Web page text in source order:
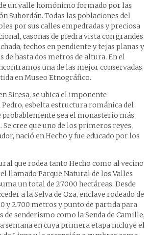
de un valle homónimo formado por las
Subordán. Todas las poblaciones del
por sus calles empedradas y preciosa
casonas de piedra vista con grandes
techos en pendiente y tejas planas y
de hasta dos metros de altura. En el
una de las mejor conservadas,
en Museo Etnográfico.
Siresa, se ubica el imponente
Pedro, esbelta estructura románica del
probablemente sea el monasterio más
cree que uno de los primeros reyes,
nació en Hecho y fue educado por los
que rodea tanto Hecho como al vecino
el llamado Parque Natural de los Valles
un total de 27.000 hectáreas. Desde
a la Selva de Oza, enclave rodeado de
y 2.700 metros y punto de partida para
de senderismo como laSenda de Camille,
semana en cuya primera etapa incluye el